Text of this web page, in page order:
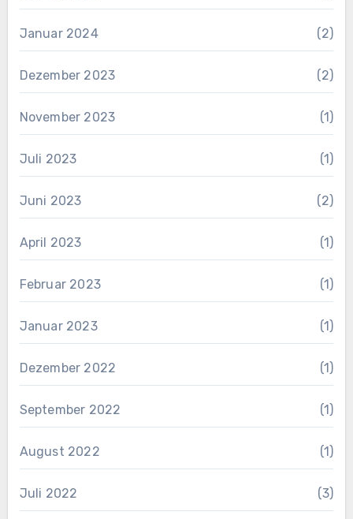
Januar 2024 (2)
Dezember 2023 (2)
November 2023 (1)
Juli 2023 (1)
Juni 2023 (2)
April 2023 (1)
Februar 2023 (1)
Januar 2023 (1)
Dezember 2022 (1)
September 2022 (1)
August 2022 (1)
Juli 2022 (3)